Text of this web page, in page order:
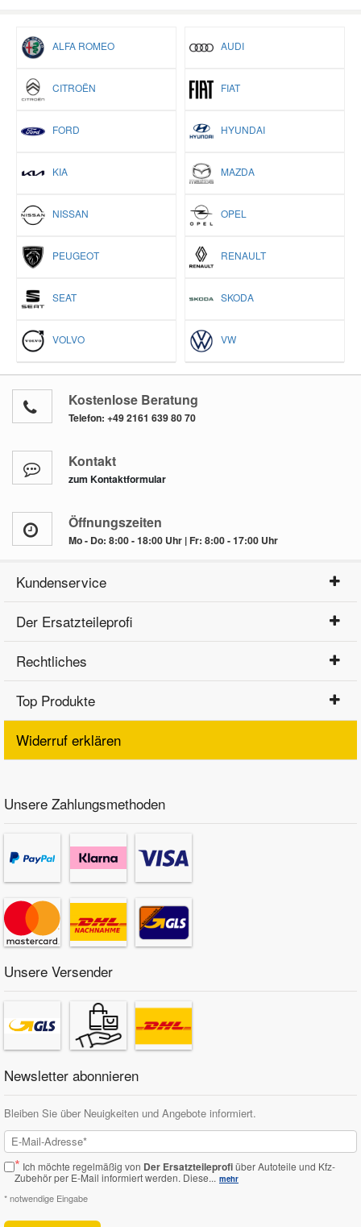
ALFA ROMEO AUDI
CITROËN FIAT
FORD HYUNDAI
KIA MAZDA
NISSAN OPEL
PEUGEOT RENAULT
SEAT SKODA
VOLVO VW
Kostenlose Beratung
Telefon: +49 2161 639 80 70
Kontakt
zum Kontaktformular
Öffnungszeiten
Mo - Do: 8:00 - 18:00 Uhr | Fr: 8:00 - 17:00 Uhr
Kundenservice
Der Ersatzteileprofi
Rechtliches
Top Produkte
Widerruf erklären
Unsere Zahlungsmethoden
Unsere Versender
Newsletter abonnieren
Bleiben Sie über Neuigkeiten und Angebote informiert.
* Ich möchte regelmäßig von Der Ersatzteileprofiüber Autoteile und Kfz-
Zubehör per E-Mail informiert werden. Diese... mehr
* notwendige Eingabe